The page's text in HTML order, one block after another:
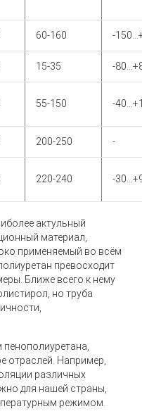
60-160 -
15-35 -
55-150 -
200-250 -
220-240 -
актульный
материал,
применяемый во всём
превосходит
Ближе всего к нему
но труба
отраслей. Например,
различных
для нашей страны,
режимом.